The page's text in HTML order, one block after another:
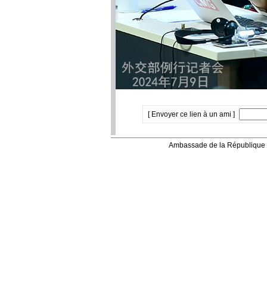
[ Envoyer ce lien à un ami ]
Ambassade de la